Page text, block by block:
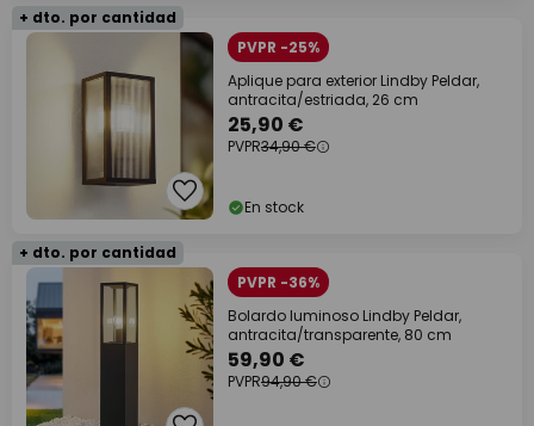
+ dto. por cantidad
PVPR -25%
Aplique para exterior Lindby Peldar,
antracita/estriada, 26 cm
25,90 €
PVPR34,90 €
En stock
+ dto. por cantidad
PVPR -36%
Bolardo luminoso Lindby Peldar,
antracita/transparente, 80 cm
59,90 €
PVPR94,90 €